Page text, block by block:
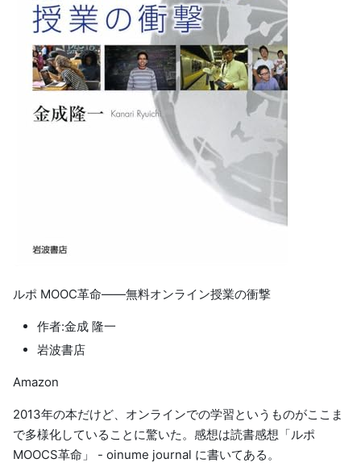
ルポ MOOC革命――無料オンライン授業の衝撃
作者:金成 隆一
岩波書店
Amazon
2013年の本だけど、オンラインでの学習というものがここま
で多様化していることに驚いた。感想は読書感想「ルポ
MOOCS革命」 - oinume journal に書いてある。